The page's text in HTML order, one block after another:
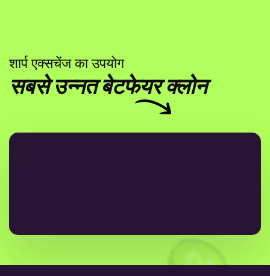
शार्प एक्सचेंज का उपयोग
सबसे उन्नत बेटफेयर क्लोन